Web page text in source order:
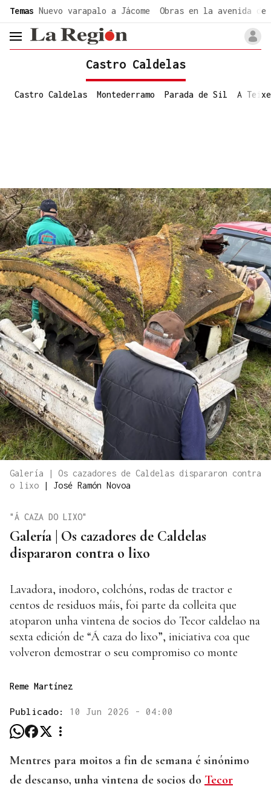
Temas Nuevo varapalo a Jácome Obras en la avenida de
header.menu.open
Castro Caldelas
Castro Caldelas Montederramo Parada de Sil A
Galería | Os cazadores de Caldelas dispararon contra
o lixo
| José Ramón Novoa
Galería | Os cazadores de Caldelas
dispararon contra o lixo
"Á CAZA DO LIXO"
Lavadora, inodoro, colchóns, rodas de tractor e
centos de residuos máis, foi parte da colleita que
atoparon unha vintena de socios do Tecor caldelao na
sexta edición de “Á caza do lixo”, iniciativa coa que
volveron demostrar o seu compromiso co monte
Reme Martínez
Publicado: 10 Jun 2026 - 04:00
Mentres para moitos a fin de semana é sinónimo
de descanso, unha vintena de socios do Tecor